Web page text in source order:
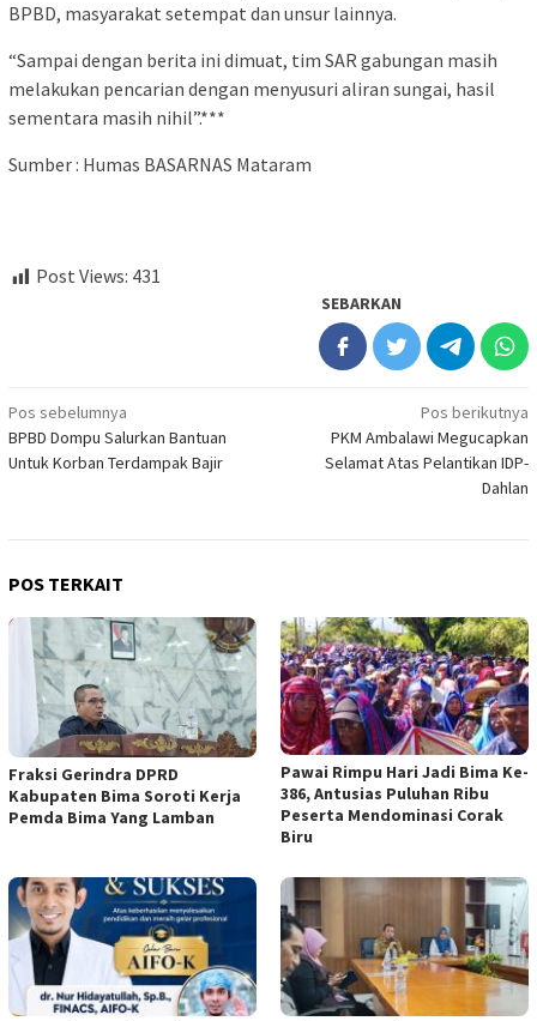
BPBD, masyarakat setempat dan unsur lainnya.
“Sampai dengan berita ini dimuat, tim SAR gabungan masih
melakukan pencarian dengan menyusuri aliran sungai, hasil
sementara masih nihil”.***
Sumber : Humas BASARNAS Mataram
Post Views: 431
SEBARKAN
Navigasi
pos
Pos sebelumnya
BPBD Dompu Salurkan Bantuan
Untuk Korban Terdampak Bajir
Pos berikutnya
PKM Ambalawi Megucapkan
Selamat Atas Pelantikan IDP-
Dahlan
POS TERKAIT
Fraksi Gerindra DPRD
Kabupaten Bima Soroti Kerja
Pemda Bima Yang Lamban
Pawai Rimpu Hari Jadi Bima Ke-
386, Antusias Puluhan Ribu
Peserta Mendominasi Corak
Biru